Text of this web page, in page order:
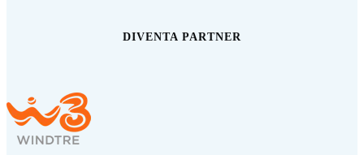
DIVENTA PARTNER